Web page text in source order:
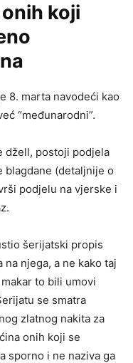
koji
8. marta navodeći kao
“međunarodni”.
džell, postoji podjela
blagdane (detaljnije o
podjelu na vjerske i
šerijatski propis
njega, a ne kako taj
to bili umovi
se smatra
zlatnog nakita za
onih koji se
sporno i ne naziva ga